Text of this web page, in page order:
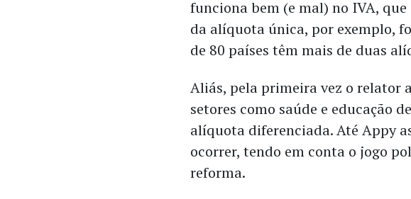
funciona bem (e mal) no IVA,
da alíquota única, por exemplo,
de 80 países têm mais de duas
Aliás, pela primeira vez o relator
setores como saúde e educação
alíquota diferenciada. Até Appy
ocorrer, tendo em conta o jogo
reforma.